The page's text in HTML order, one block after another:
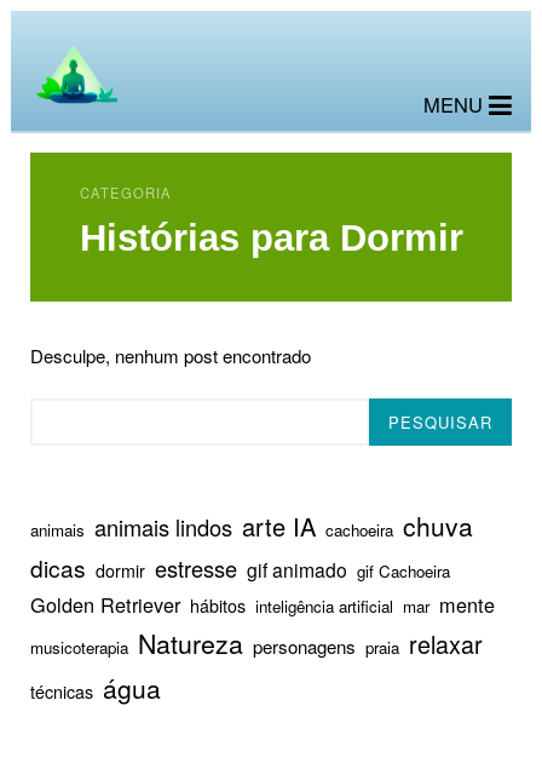
MENU
CATEGORIA
Histórias para Dormir
Desculpe, nenhum post encontrado
PESQUISAR
animais animais lindos arte IA cachoeira chuva
dicas dormir estresse gif animado gif Cachoeira
Golden Retriever hábitos inteligência artificial mar mente
musicoterapia Natureza personagens praia relaxar
técnicas água